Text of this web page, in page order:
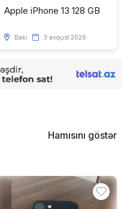
Apple iPhone 13 128 GB
Bakı 3 avqust 2026
Hamısını göstər